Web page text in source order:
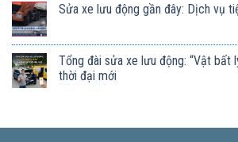
Sửa xe lưu động gần đây: Dịch vụ
Tổng đài sửa xe lưu động: “Vật bất
thời đại mới